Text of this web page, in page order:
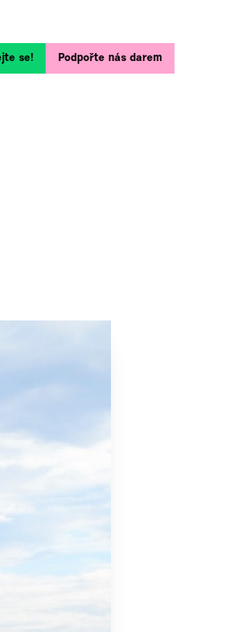
se! Podpořte nás darem